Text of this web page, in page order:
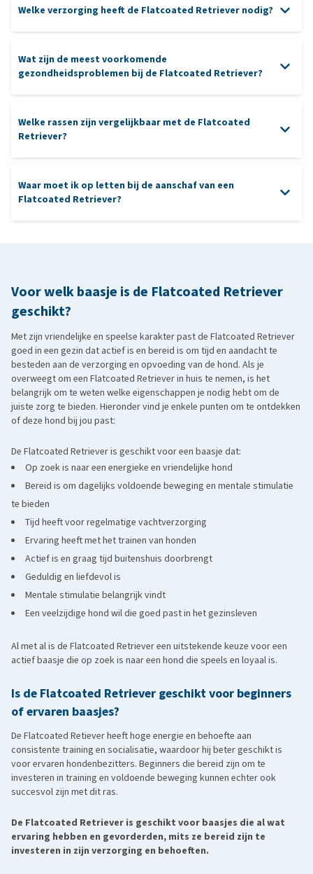
apporteren
Welke verzorging heeft de Flatcoated Retriever nodig?
borstelen
waterblazer
oren
Wat zijn de meest voorkomende
gezondheidsproblemen bij de Flatcoated Retriever?
Welke rassen zijn vergelijkbaar met de Flatcoated
Retriever?
Labrador Retriever:
dit ras deelt het energieke en sociale
werkethiek. De Golden Retriever heeft een langere, goudkleurige
vacht en een iets rustiger temperament.
Waar moet ik op letten bij de aanschaf van een
Flatcoated Retriever?
Voor welk baasje is de Flatcoated Retriever
geschikt?
Met zijn vriendelijke en speelse karakter past de Flatcoated Retriever
goed in een gezin dat actief is en bereid is om tijd en aandacht te
besteden aan de verzorging en opvoeding van de hond. Als je
overweegt om een Flatcoated Retriever in huis te nemen, is het
belangrijk om te weten welke eigenschappen je nodig hebt om de
juiste zorg te bieden. Hieronder vind je enkele punten om te ontdekken
of deze hond bij jou past:
De Flatcoated Retriever is geschikt voor een baasje dat:
Op zoek is naar een energieke en vriendelijke hond
Bereid is om dagelijks voldoende beweging en mentale stimulatie
te bieden
Tijd heeft voor regelmatige vachtverzorging
Ervaring heeft met het trainen van honden
Actief is en graag tijd buitenshuis doorbrengt
Geduldig en liefdevol is
Mentale stimulatie belangrijk vindt
Een veelzijdige hond wil die goed past in het gezinsleven
Al met al is de Flatcoated Retriever een uitstekende keuze voor een
actief baasje die op zoek is naar een hond die speels en loyaal is.
Is de Flatcoated Retriever geschikt voor beginners
of ervaren baasjes?
De Flatcoated Retiever heeft hoge energie en behoefte aan
consistente training en socialisatie, waardoor hij beter geschikt is
voor ervaren hondenbezitters. Beginners die bereid zijn om te
investeren in training en voldoende beweging kunnen echter ook
succesvol zijn met dit ras.
De Flatcoated Retriever is geschikt voor baasjes die al wat
ervaring hebben en gevorderden, mits ze bereid zijn te
investeren in zijn verzorging en behoeften.